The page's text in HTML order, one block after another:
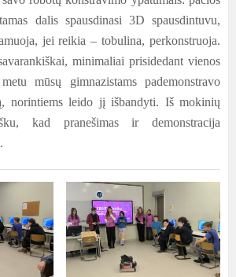
dalis spausdinasi 3D spausdintuvu,
jei reikia – tobulina, perkonstruoja.
minimaliai prisidedant vienos
mūsų gimnazistams pademonstravo
norintiems leido jį išbandyti. Iš mokinių
kad pranešimas ir demonstracija